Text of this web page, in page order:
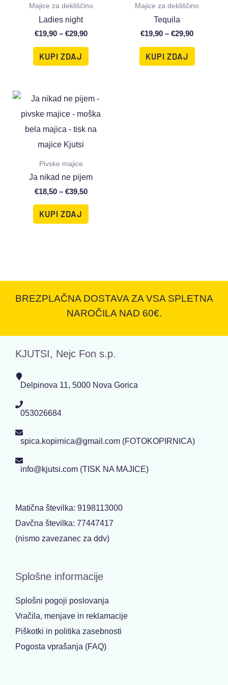
Majice za dekliščino
Ladies night
€19,90 – €29,90
KUPI ZDAJ
Majice za dekliščino
Tequila
€19,90 – €29,90
KUPI ZDAJ
Pivske majice
Ja nikad ne pijem
€18,50 – €39,50
KUPI ZDAJ
BREZPLAČNA DOSTAVA ZA VSA SPLETNA
NAROČILA NAD 60€.
KJUTSI, Nejc Fon s.p.
Delpinova 11, 5000 Nova Gorica
053026684
spica.kopirnica@gmail.com (FOTOKOPIRNICA)
info@kjutsi.com (TISK NA MAJICE)
Matična številka: 9198113000
Davčna številka: 77447417
(nismo zavezanec za ddv)
Splošne informacije
Splošni pogoji poslovanja
Vračila, menjave in reklamacije
Piškotki in politika zasebnosti
Pogosta vprašanja (FAQ)